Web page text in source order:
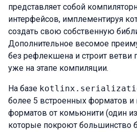
представляет собой
интерфейсов, имплементируя
создать свою собственную
Дополнительное весомое
без рефлекшена и строит ветви
уже на этапе компиляции.
На базе
более 5 встроенных форматов
форматов от комьюнити (один
которые покроют большинство